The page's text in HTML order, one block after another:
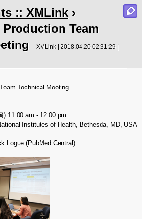
:: XMLink ›
Production Team
XMLink | 2018.04.20 02:31:29 |
Technical Meeting
) 11:00 am - 12:00 pm
Institutes of Health, Bethesda, MD, USA
(PubMed Central)